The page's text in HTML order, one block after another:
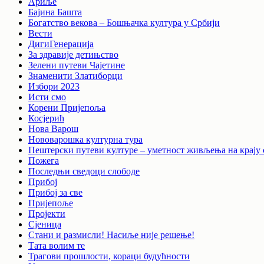
Бајина Башта
Богатство векова – Бошњачка култура у Србији
Вести
ДигиГенерација
За здравије детињство
Зелени путеви Чајетине
Знаменити Златиборци
Избори 2023
Исти смо
Корени Пријепоља
Косјерић
Нова Варош
Нововарошка културна тура
Пештерски путеви културе – уметност живљења на крају
Пожега
Последњи сведоци слободе
Прибој
Прибој за све
Пријепоље
Пројекти
Сјеница
Стани и размисли! Насиље није решење!
Тата волим те
Трагови прошлости, кораци будућности